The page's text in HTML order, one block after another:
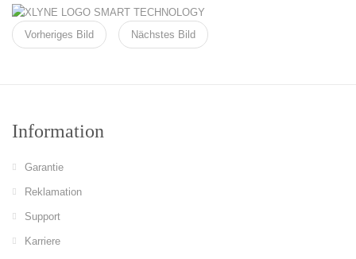
Vorheriges Bild Nächstes Bild
Information
Garantie
Reklamation
Support
Karriere